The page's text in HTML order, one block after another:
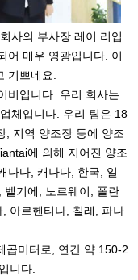
사의 부사장 레이 리입
어 매우 영광입니다. 이
기쁘네요.
비입니다. 우리 회사는
체입니다. 우리 팀은 18
, 지역 양조장 등에 양조
에 의해 지어진 양조
나다, 캐나다, 한국, 일
벨기에, 노르웨이, 폴란
아르헨티나, 칠레, 파나
곱미터로, 연간 약 150-2
니다.